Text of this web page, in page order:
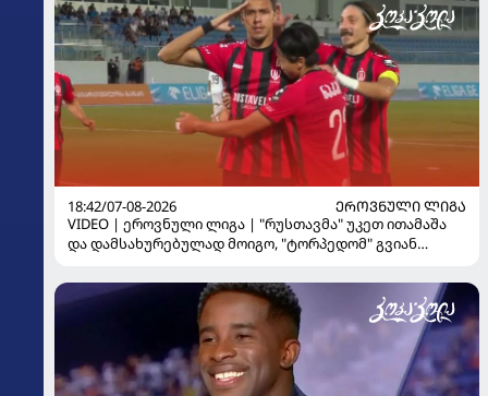
18:42/07-08-2026
ᲔᲠᲝᲕᲜᲣᲚᲘ ᲚᲘᲒᲐ
VIDEO | ეროვნული ლიგა | "რუსთავმა" უკეთ ითამაშა
და დამსახურებულად მოიგო, "ტორპედომ" გვიან